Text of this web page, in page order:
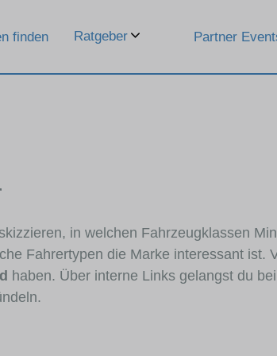
finden Ratgeber Partner
in welchen Fahrzeugklassen
Fahrertypen die Marke interessant ist.
haben. Über interne Links gelangst du